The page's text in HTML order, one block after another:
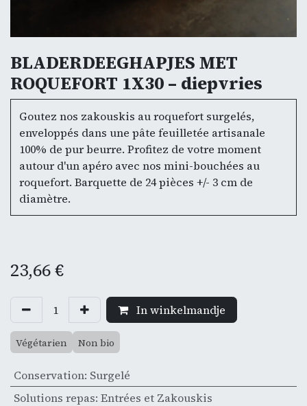
BLADERDEEGHAPJES MET
ROQUEFORT 1X30 – diepvries
Goutez nos zakouskis au roquefort surgelés,
enveloppés dans une pâte feuilletée artisanale
100% de pur beurre. Profitez de votre moment
autour d'un apéro avec nos mini-bouchées au
roquefort. Barquette de 24 pièces +/- 3 cm de
diamètre.
23,66€
In winkelmandje
Végétarien Non bio
Conservation: Surgelé
Solutions repas: Entrées et Zakouskis